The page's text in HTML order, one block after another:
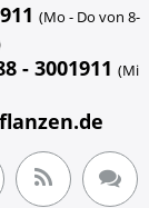
(Mo - Do von 8-
- 3001911 (Mi